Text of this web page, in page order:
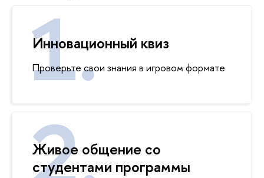
Инновационный квиз
Проверьте свои знания в игровом формате
Живое общение со
студентами программы